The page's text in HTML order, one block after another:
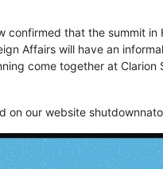
confirmed that the summit
Affairs will have an
come together at Clarion
on our website